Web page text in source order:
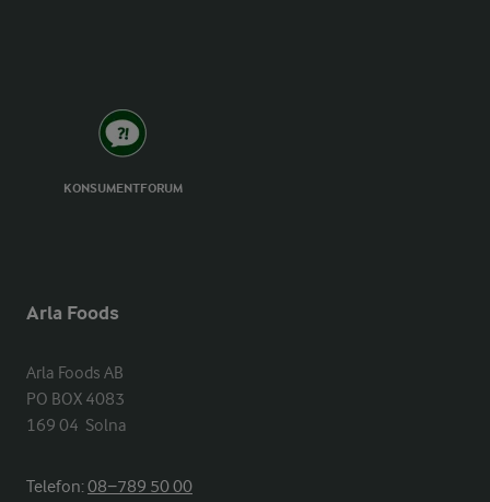
KONSUMENTFORUM
Arla Foods
Arla Foods AB
PO BOX 4083
169 04  Solna
Telefon:08−789 50 00